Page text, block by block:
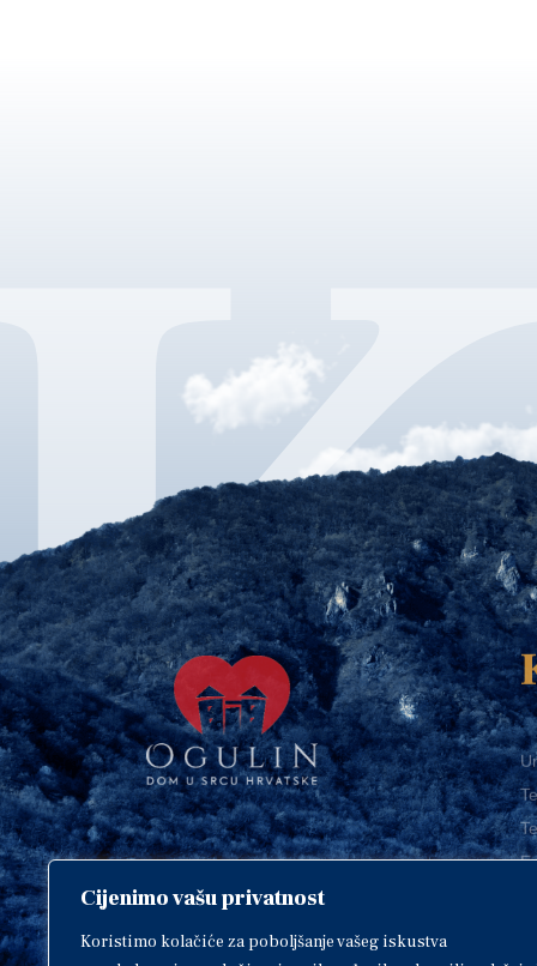
Cijenimo vašu privatnost
Koristimo kolačiće za poboljšanje vašeg iskustva
Copyright © 2018. Grad Ogulin,
sva prava pridržana.